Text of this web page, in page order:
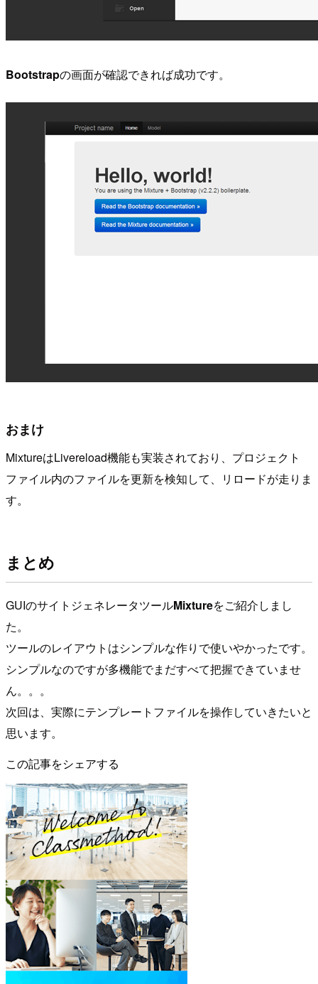
Bootstrapの画面が確認できれば成功です。
おまけ
MixtureはLivereload機能も実装されており、プロジェクト
ファイル内のファイルを更新を検知して、リロードが走りま
す。
まとめ
GUIのサイトジェネレータツールMixtureをご紹介しまし
た。
ツールのレイアウトはシンプルな作りで使いやかったです。
シンプルなのですが多機能でまだすべて把握できていませ
ん。。。
次回は、実際にテンプレートファイルを操作していきたいと
思います。
この記事をシェアする